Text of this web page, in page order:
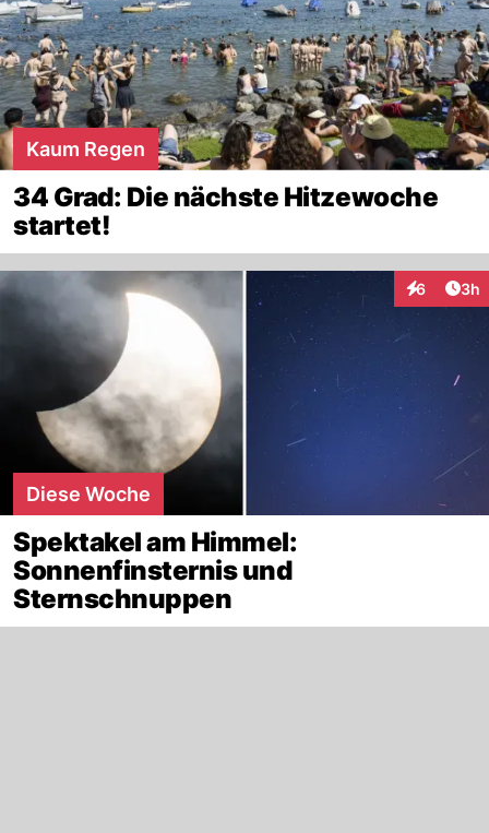
Kaum Regen
34 Grad: Die nächste Hitzewoche
startet!
6 3h
Diese Woche
Spektakel am Himmel:
Sonnenfinsternis und
Sternschnuppen